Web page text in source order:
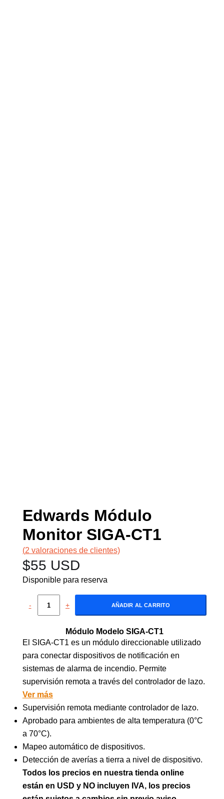
Edwards Módulo
Monitor SIGA-CT1
(2 valoraciones de clientes)
$55 USD
Disponible para reserva
- + AÑADIR AL CARRITO
Módulo Modelo SIGA-CT1
El SIGA-CT1 es un módulo direccionable utilizado
para conectar dispositivos de notificación en
sistemas de alarma de incendio. Permite
supervisión remota a través del controlador de lazo.
Ver más
Supervisión remota mediante controlador de lazo.
Aprobado para ambientes de alta temperatura (0°C
a 70°C).
Mapeo automático de dispositivos.
Detección de averías a tierra a nivel de dispositivo.
Todos los precios en nuestra tienda online
están en USD y NO incluyen IVA, los precios